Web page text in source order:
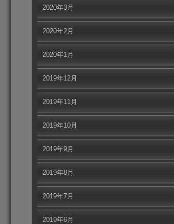
2020年3月
2020年2月
2020年1月
2019年12月
2019年11月
2019年10月
2019年9月
2019年8月
2019年7月
2019年6月